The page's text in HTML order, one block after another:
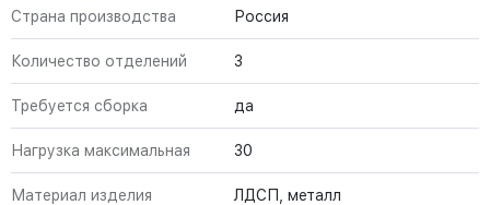
Страна производства Россия
Количество отделений 3
Требуется сборка да
Нагрузка максимальная 30
Материал изделия ЛДСП, металл